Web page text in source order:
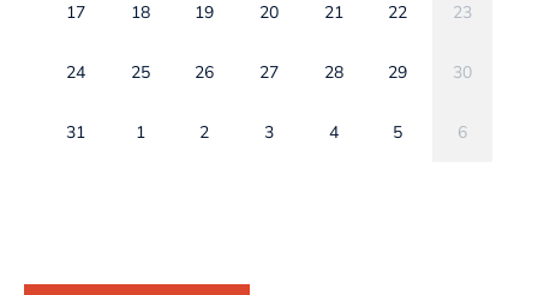
17 18 19 20 21 22 23
24 25 26 27 28 29 30
31 1 2 3 4 5 6